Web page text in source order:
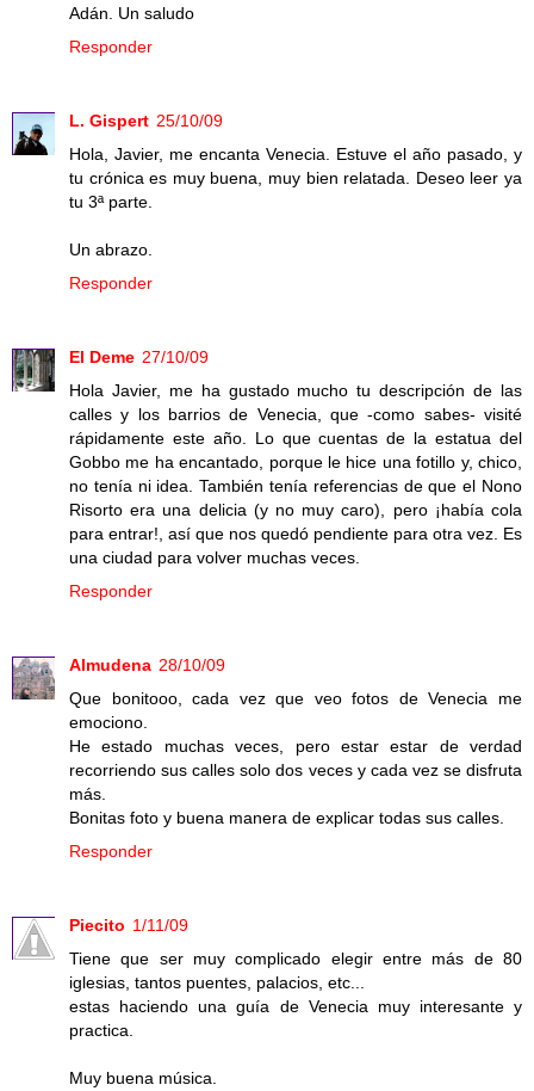
Adán. Un saludo
Responder
L. Gispert 25/10/09
Hola, Javier, me encanta Venecia. Estuve el año pasado, y
tu crónica es muy buena, muy bien relatada. Deseo leer ya
tu 3ª parte.
Un abrazo.
Responder
El Deme 27/10/09
Hola Javier, me ha gustado mucho tu descripción de las
calles y los barrios de Venecia, que -como sabes- visité
rápidamente este año. Lo que cuentas de la estatua del
Gobbo me ha encantado, porque le hice una fotillo y, chico,
no tenía ni idea. También tenía referencias de que el Nono
Risorto era una delicia (y no muy caro), pero ¡había cola
para entrar!, así que nos quedó pendiente para otra vez. Es
una ciudad para volver muchas veces.
Responder
Almudena 28/10/09
Que bonitooo, cada vez que veo fotos de Venecia me
emociono.
He estado muchas veces, pero estar estar de verdad
recorriendo sus calles solo dos veces y cada vez se disfruta
más.
Bonitas foto y buena manera de explicar todas sus calles.
Responder
Piecito 1/11/09
Tiene que ser muy complicado elegir entre más de 80
iglesias, tantos puentes, palacios, etc...
estas haciendo una guía de Venecia muy interesante y
practica.
Muy buena música.